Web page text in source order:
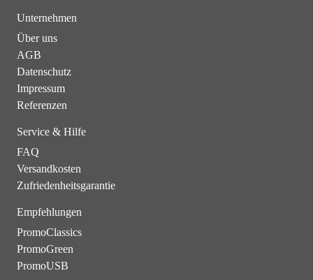
Unternehmen
Über uns
AGB
Datenschutz
Impressum
Referenzen
Service & Hilfe
FAQ
Versandkosten
Zufriedenheitsgarantie
Empfehlungen
PromoClassics
PromoGreen
PromoUSB